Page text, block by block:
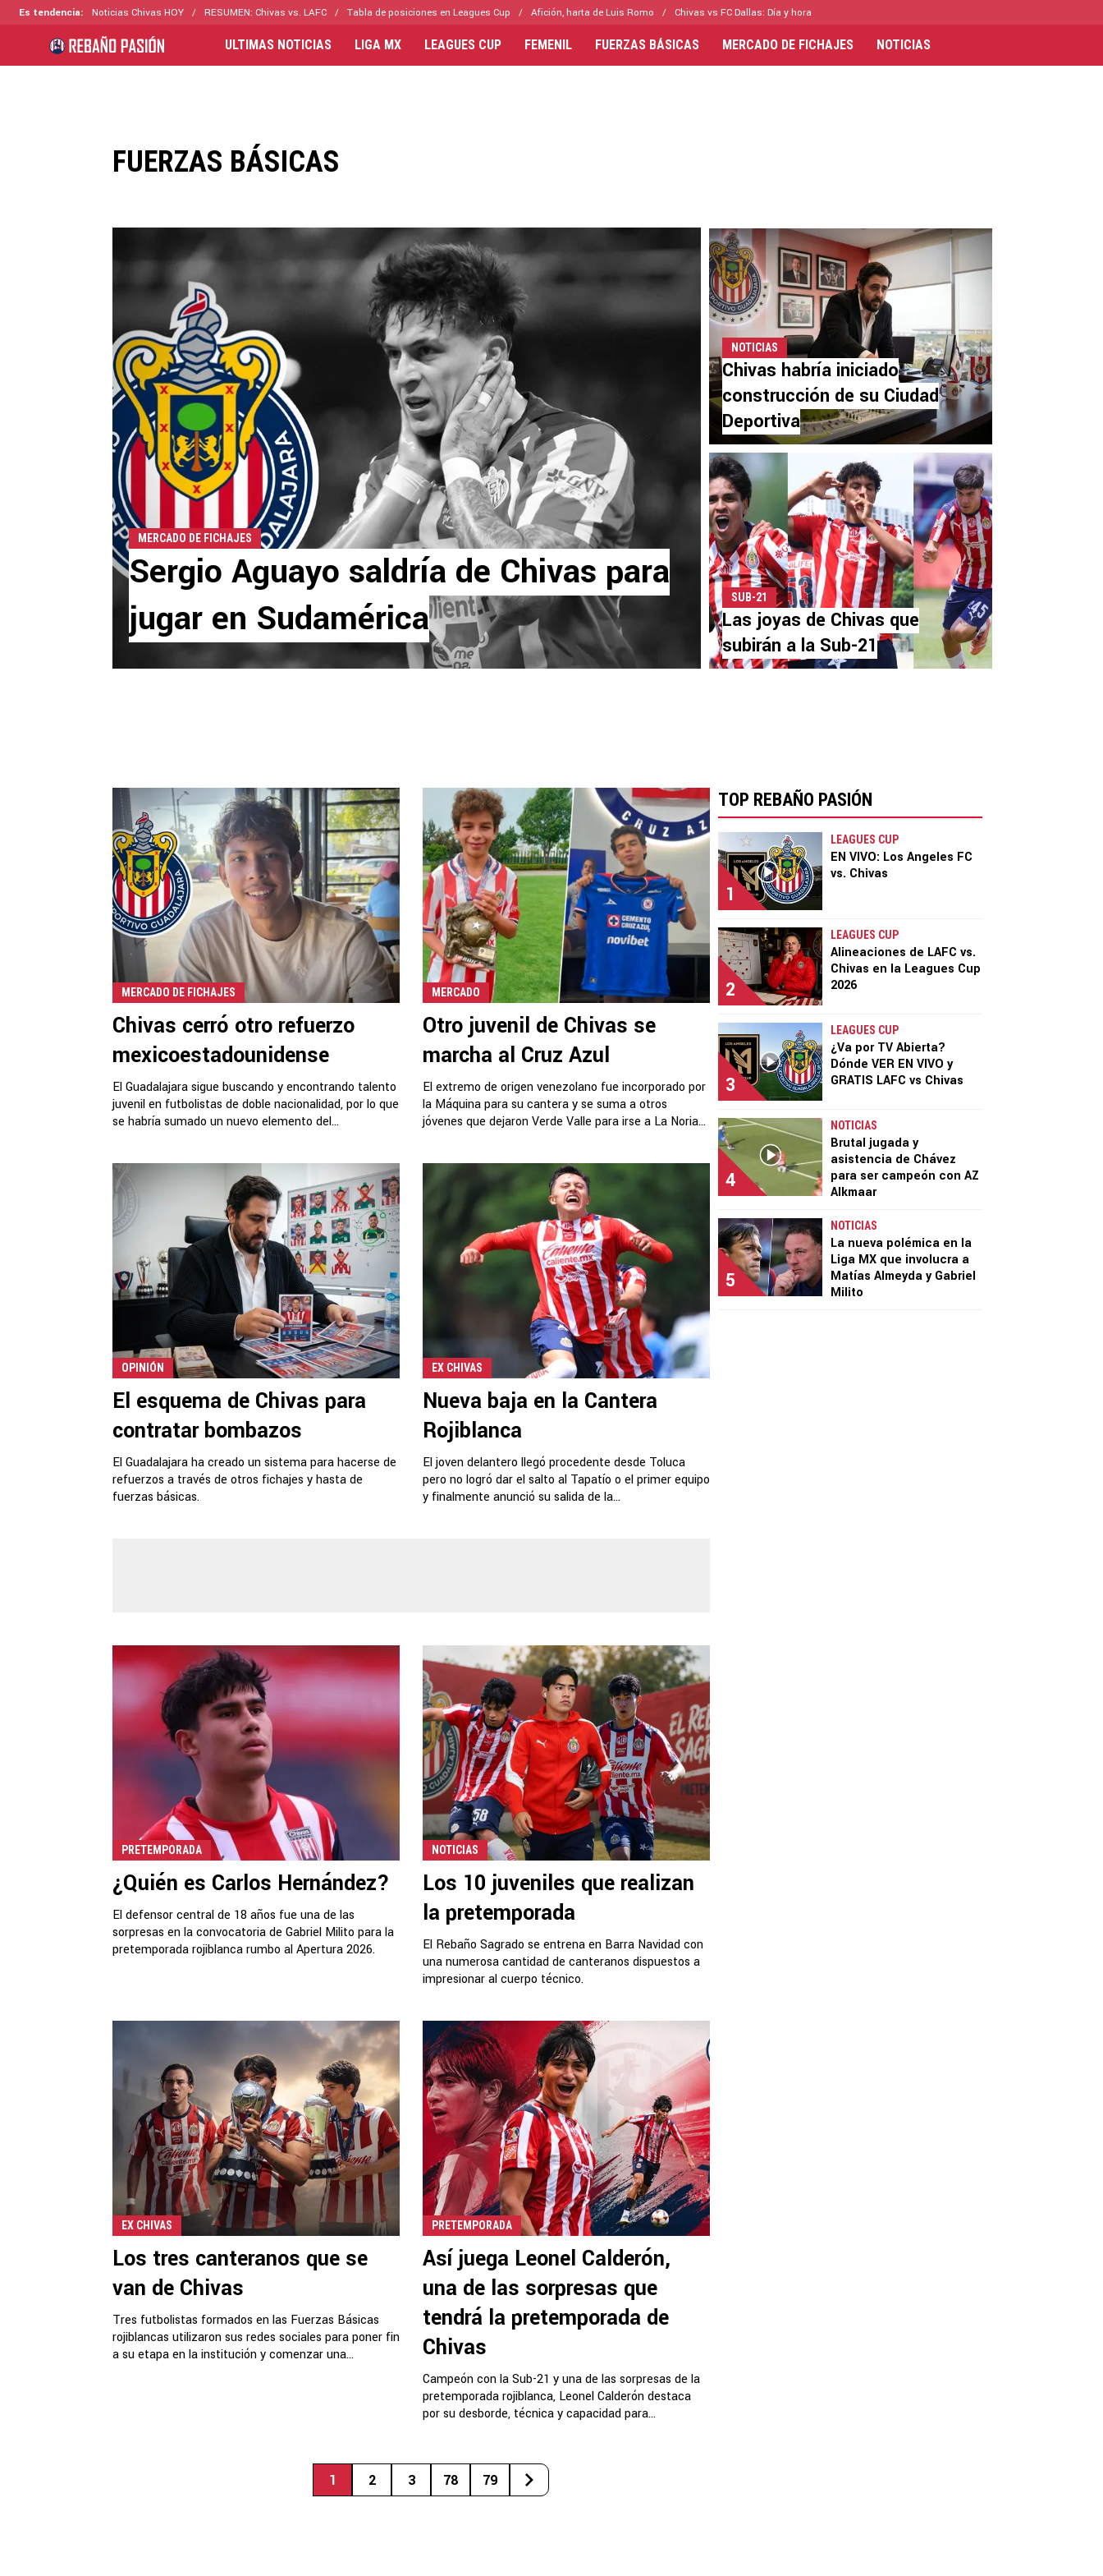
Es tendencia: Noticias Chivas HOY RESUMEN: Chivas vs. LAFC Tabla de posiciones en Leagues Cup Afición, harta de Luis Romo Chivas vs FC Dallas: Día y hora
ULTIMAS NOTICIAS LIGA MX LEAGUES CUP FEMENIL FUERZAS BÁSICAS MERCADO DE FICHAJES NOTICIAS
FUERZAS BÁSICAS
MERCADO DE FICHAJES
Sergio Aguayo saldría de Chivas para
jugar en Sudamérica
NOTICIAS
Chivas habría iniciado
construcción de su Ciudad
Deportiva
SUB-21
Las joyas de Chivas que
subirán a la Sub-21
MERCADO DE FICHAJES
Chivas cerró otro refuerzo
mexicoestadounidense
El Guadalajara sigue buscando y encontrando talento
juvenil en futbolistas de doble nacionalidad, por lo que
se habría sumado un nuevo elemento del...
MERCADO
Otro juvenil de Chivas se
marcha al Cruz Azul
El extremo de origen venezolano fue incorporado por
la Máquina para su cantera y se suma a otros
jóvenes que dejaron Verde Valle para irse a La Noria...
OPINIÓN
El esquema de Chivas para
contratar bombazos
El Guadalajara ha creado un sistema para hacerse de
refuerzos a través de otros fichajes y hasta de
fuerzas básicas.
EX CHIVAS
Nueva baja en la Cantera
Rojiblanca
El joven delantero llegó procedente desde Toluca
pero no logró dar el salto al Tapatío o el primer equipo
y finalmente anunció su salida de la...
PRETEMPORADA
¿Quién es Carlos Hernández?
El defensor central de 18 años fue una de las
sorpresas en la convocatoria de Gabriel Milito para la
pretemporada rojiblanca rumbo al Apertura 2026.
NOTICIAS
Los 10 juveniles que realizan
la pretemporada
El Rebaño Sagrado se entrena en Barra Navidad con
una numerosa cantidad de canteranos dispuestos a
impresionar al cuerpo técnico.
EX CHIVAS
Los tres canteranos que se
van de Chivas
Tres futbolistas formados en las Fuerzas Básicas
rojiblancas utilizaron sus redes sociales para poner fin
a su etapa en la institución y comenzar una...
PRETEMPORADA
Así juega Leonel Calderón,
una de las sorpresas que
tendrá la pretemporada de
Chivas
Campeón con la Sub-21 y una de las sorpresas de la
pretemporada rojiblanca, Leonel Calderón destaca
por su desborde, técnica y capacidad para...
1 2 3 78 79
TOP REBAÑO PASIÓN
1
LEAGUES CUP
EN VIVO: Los Angeles FC
vs. Chivas
2
LEAGUES CUP
Alineaciones de LAFC vs.
Chivas en la Leagues Cup
2026
3
LEAGUES CUP
¿Va por TV Abierta?
Dónde VER EN VIVO y
GRATIS LAFC vs Chivas
4
NOTICIAS
Brutal jugada y
asistencia de Chávez
para ser campeón con AZ
Alkmaar
5
NOTICIAS
La nueva polémica en la
Liga MX que involucra a
Matías Almeyda y Gabriel
Milito